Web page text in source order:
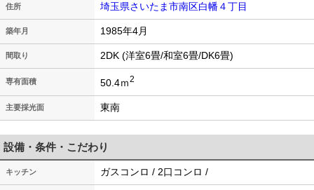
住所 埼玉県さいたま市南区白幡４丁目
築年月 1985年4月
間取り 2DK (洋室6畳/和室6畳/DK6畳)
専有面積 50.4ｍ2
主要採光面 東南
設備・条件・こだわり
キッチン ガスコンロ / 2口コンロ /